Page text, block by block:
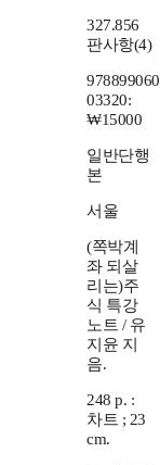
327.856
판사항(4)
03320:
₩15000
일반단행
본
서울
(쪽박계
좌 되살
리는)주
식 특강
노트 / 유
지윤 지
음.
248 p. :
차트 ; 23
cm.